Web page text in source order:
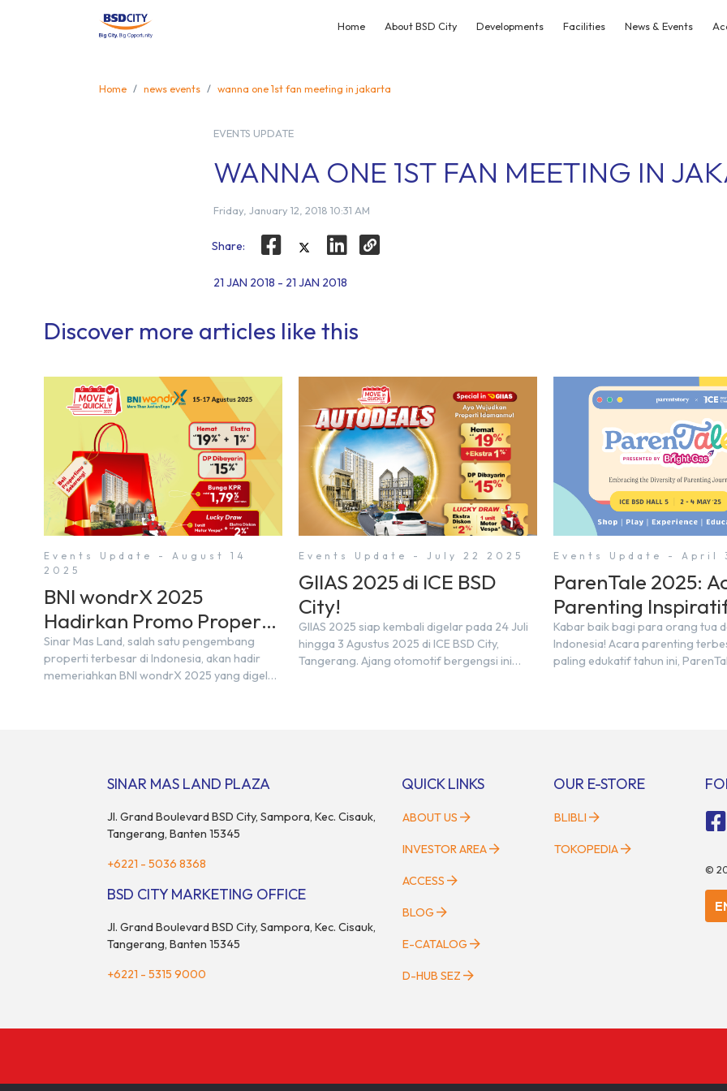
Home About BSD City Developments Facilities News & Events
Home news events wanna one 1st fan meeting in jakarta
EVENTS UPDATE
WANNA ONE 1ST FAN MEETING IN
Friday, January 12, 2018 10:31 AM
Share:
21 JAN 2018 - 21 JAN 2018
Discover more articles like this
Events Update - August 14
2025
BNI wondrX 2025
Hadirkan Promo Properti
& Hadiah Eksklusif
Sinar Mas Land, salah satu pengembang
properti terbesar di Indonesia, akan hadir
memeriahkan BNI wondrX 2025 yang digelar
dan pengalaman berbeda bagi para pencari
Events Update - July 22 2025
GIIAS 2025 di ICE BSD
City!
GIIAS 2025 siap kembali digelar pada 24 Juli
hingga 3 Agustus 2025 di ICE BSD City,
Tangerang. Ajang otomotif bergengsi ini
Events Update - April
ParenTale 2025:
Parenting
di BSD City!
Kabar baik bagi para orang tua
Indonesia! Acara parenting
paling edukatif tahun ini,
SINAR MAS LAND PLAZA
Jl. Grand Boulevard BSD City, Sampora, Kec. Cisauk,
Tangerang, Banten 15345
+6221 - 5036 8368
BSD CITY MARKETING OFFICE
Jl. Grand Boulevard BSD City, Sampora, Kec. Cisauk,
Tangerang, Banten 15345
+6221 - 5315 9000
QUICK LINKS
ABOUT US
INVESTOR AREA
ACCESS
BLOG
E-CATALOG
D-HUB SEZ
OUR E-STORE
BLIBLI
TOKOPEDIA
©